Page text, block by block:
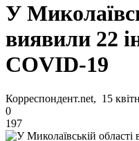
У
виявили 22
COVID-19
Корреспондент.net, 15
0
197